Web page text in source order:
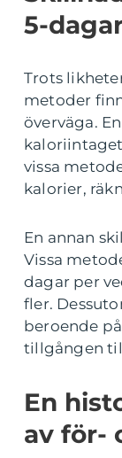
5-
Trots
metoder
överväga.
vissa
kalorier,
En annan
Vissa
dagar per
fler.
beroende
tillgången
En
av för-